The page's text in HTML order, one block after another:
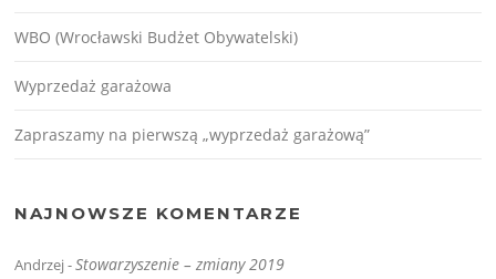
WBO (Wrocławski Budżet Obywatelski)
Wyprzedaż garażowa
Zapraszamy na pierwszą „wyprzedaż garażową”
NAJNOWSZE KOMENTARZE
Andrzej-Stowarzyszenie – zmiany 2019